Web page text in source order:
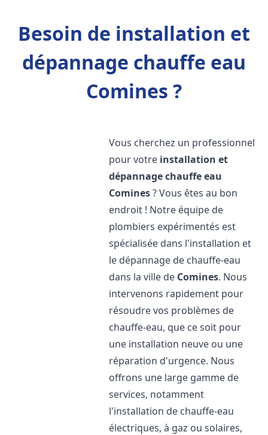
Besoin de installation et
dépannage chauffe eau
Comines ?
Vous cherchez un professionnel
pour votre installation et
dépannage chauffe eau
Comines? Vous êtes au bon
endroit ! Notre équipe de
plombiers expérimentés est
spécialisée dans l'installation et
le dépannage de chauffe-eau
dans la ville de Comines. Nous
intervenons rapidement pour
résoudre vos problèmes de
chauffe-eau, que ce soit pour
une installation neuve ou une
réparation d'urgence. Nous
offrons une large gamme de
services, notamment
l'installation de chauffe-eau
électriques, à gaz ou solaires,